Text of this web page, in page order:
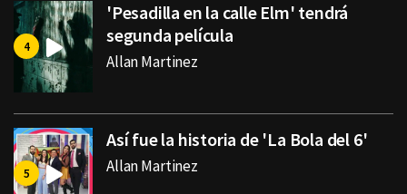
'Pesadilla en la calle Elm' tendrá
segunda película
Allan Martinez
Así fue la historia de 'La Bola del 6'
Allan Martinez